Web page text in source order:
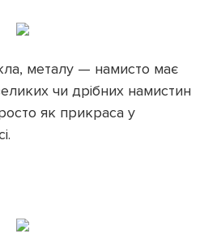
металу — намисто має
чи дрібних намистин
як прикраса у